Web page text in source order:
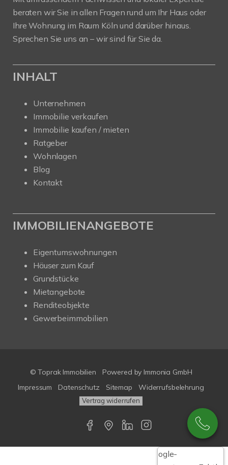
beraten wir Sie in allen Fragen rund um Ihr Haus oder
Ihre Wohnung im Raum Köln und darüber hinaus.
Sprechen Sie uns an – wir sind für Sie da.
INHALT
Unternehmen
Immobilie verkaufen
Immobilie kaufen / mieten
Ratgeber
Wohnlagen
Blog
Kontakt
IMMOBILIENANGEBOTE
Eigentumswohnungen
Häuser zum Kauf
Grundstücke
Mietangebote
Renditeobjekte
Gewerbeimmobilien
© Toprak Immobilien
Powered by Immonia GmbH
Impressum
Datenschutz Sitemap Widerrufsbelehrung
Vertrag widerrufen
Google-